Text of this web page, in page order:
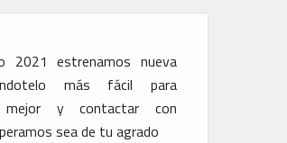
Aplicación de métodos para el ahorro de
consumo, desgaste y contaminación del
medio ambiente. Nuestra flota está
dotada de la solución Optifuel Infomax de